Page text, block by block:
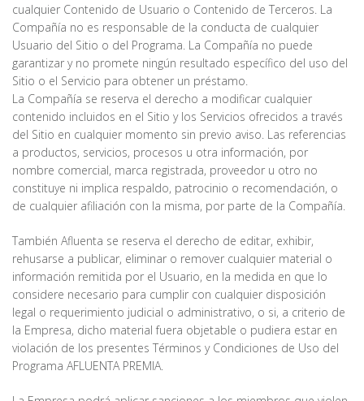
cualquier Contenido de Usuario o Contenido de Terceros. La
Compañía no es responsable de la conducta de cualquier
Usuario del Sitio o del Programa. La Compañía no puede
garantizar y no promete ningún resultado específico del uso del
Sitio o el Servicio para obtener un préstamo.
La Compañía se reserva el derecho a modificar cualquier
contenido incluidos en el Sitio y los Servicios ofrecidos a través
del Sitio en cualquier momento sin previo aviso. Las referencias
a productos, servicios, procesos u otra información, por
nombre comercial, marca registrada, proveedor u otro no
constituye ni implica respaldo, patrocinio o recomendación, o
de cualquier afiliación con la misma, por parte de la Compañía.
También Afluenta se reserva el derecho de editar, exhibir,
rehusarse a publicar, eliminar o remover cualquier material o
información remitida por el Usuario, en la medida en que lo
considere necesario para cumplir con cualquier disposición
legal o requerimiento judicial o administrativo, o si, a criterio de
la Empresa, dicho material fuera objetable o pudiera estar en
violación de los presentes Términos y Condiciones de Uso del
Programa AFLUENTA PREMIA.